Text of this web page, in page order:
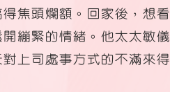
焦頭爛額。回家後，想看
繃緊的情緒。他太太敏儀
上司處事方式的不滿來得